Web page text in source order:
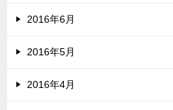
2016年6月
2016年5月
2016年4月